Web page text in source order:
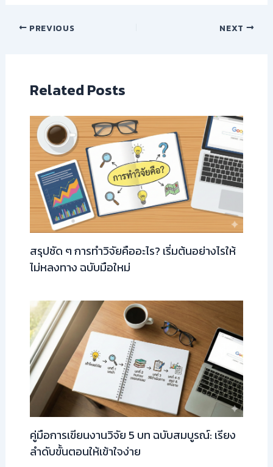
PREVIOUS NEXT
Related Posts
สรุปชัด ๆ การทำวิจัยคืออะไร? เริ่มต้นอย่างไรให้
ไม่หลงทาง ฉบับมือใหม่
คู่มือการเขียนงานวิจัย 5 บท ฉบับสมบูรณ์: เรียง
ลำดับขั้นตอนให้เข้าใจง่าย